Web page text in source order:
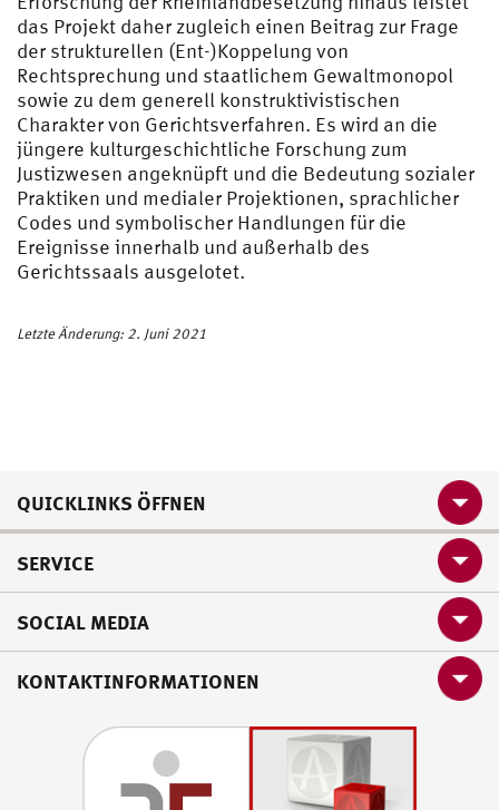
das Projekt daher zugleich einen Beitrag zur Frage
der strukturellen (Ent-)Koppelung von
Rechtsprechung und staatlichem Gewaltmonopol
sowie zu dem generell konstruktivistischen
Charakter von Gerichtsverfahren. Es wird an die
jüngere kulturgeschichtliche Forschung zum
Justizwesen angeknüpft und die Bedeutung sozialer
Praktiken und medialer Projektionen, sprachlicher
Codes und symbolischer Handlungen für die
Ereignisse innerhalb und außerhalb des
Gerichtssaals ausgelotet.
Letzte Änderung: 2. Juni 2021
QUICKLINKS ÖFFNEN
SERVICE
SOCIAL MEDIA
KONTAKTINFORMATIONEN